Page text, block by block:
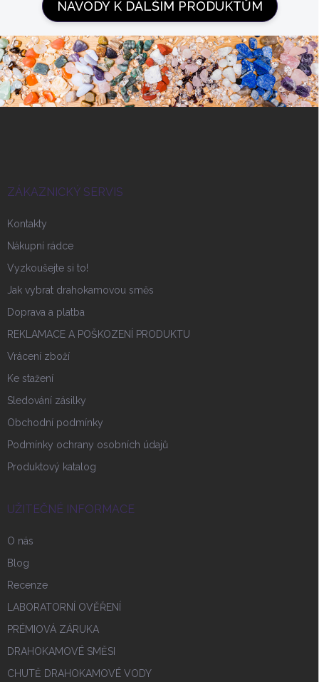
NÁVODY K DALŠÍM PRODUKTŮM
ZÁKAZNICKÝ SERVIS
Kontakty
Nákupní rádce
Vyzkoušejte si to!
Jak vybrat drahokamovou směs
Doprava a platba
REKLAMACE A POŠKOZENÍ PRODUKTU
Vrácení zboží
Ke stažení
Sledování zásilky
Obchodní podmínky
Podmínky ochrany osobních údajů
Produktový katalog
UŽITEČNÉ INFORMACE
O nás
Blog
Recenze
LABORATORNÍ OVĚŘENÍ
PRÉMIOVÁ ZÁRUKA
DRAHOKAMOVÉ SMĚSI
CHUTĚ DRAHOKAMOVÉ VODY